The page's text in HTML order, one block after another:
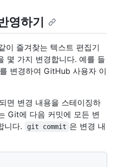
영하기
이 즐겨찾는 텍스트 편집기
몇 가지 변경합니다. 예를 들
변경하여 GitHub 사용자 이
면 변경 내용을 스테이징하
Git에 다음 커밋에 모든 변
니다.
git commit 은 변경 내